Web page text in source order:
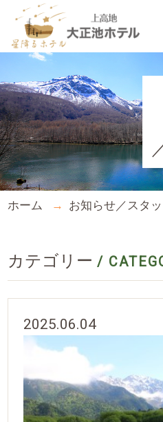
ホーム お知らせ／スタ
カテゴリー /
2025.06.04